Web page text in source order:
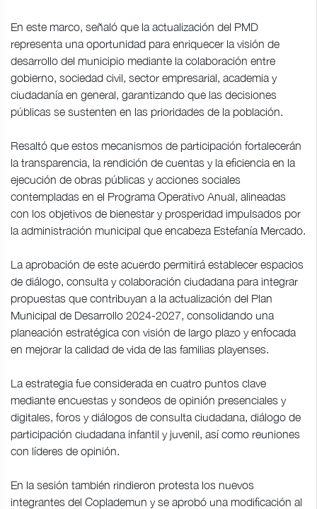
En este marco, señaló que la actualización del PMD
representa una oportunidad para enriquecer la visión de
desarrollo del municipio mediante la colaboración entre
gobierno, sociedad civil, sector empresarial, academia y
ciudadanía en general, garantizando que las decisiones
públicas se sustenten en las prioridades de la población.
Resaltó que estos mecanismos de participación fortalecerán
la transparencia, la rendición de cuentas y la eficiencia en la
ejecución de obras públicas y acciones sociales
contempladas en el Programa Operativo Anual, alineadas
con los objetivos de bienestar y prosperidad impulsados por
la administración municipal que encabeza Estefanía Mercado.
La aprobación de este acuerdo permitirá establecer espacios
de diálogo, consulta y colaboración ciudadana para integrar
propuestas que contribuyan a la actualización del Plan
Municipal de Desarrollo 2024-2027, consolidando una
planeación estratégica con visión de largo plazo y enfocada
en mejorar la calidad de vida de las familias playenses.
La estrategia fue considerada en cuatro puntos clave
mediante encuestas y sondeos de opinión presenciales y
digitales, foros y diálogos de consulta ciudadana, diálogo de
participación ciudadana infantil y juvenil, así como reuniones
con líderes de opinión.
En la sesión también rindieron protesta los nuevos
integrantes del Coplademun y se aprobó una modificación al